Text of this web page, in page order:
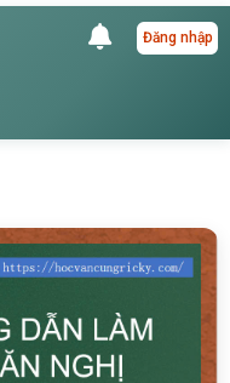
Đăng nhập